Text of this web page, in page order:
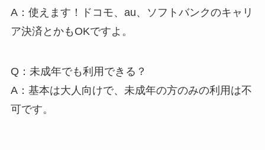
A：使えます！ドコモ、au、ソフトバンクのキャリ
ア決済とかもOKですよ。
Q：未成年でも利用できる？
A：基本は大人向けで、未成年の方のみの利用は不
可です。